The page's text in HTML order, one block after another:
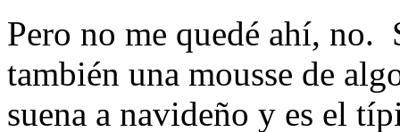
Pero no me quedé ahí, no.
también una mousse de
suena a navideño y es el